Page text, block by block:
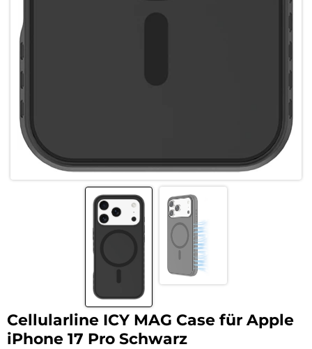
Cellularline ICY MAG Case für Apple
iPhone 17 Pro Schwarz